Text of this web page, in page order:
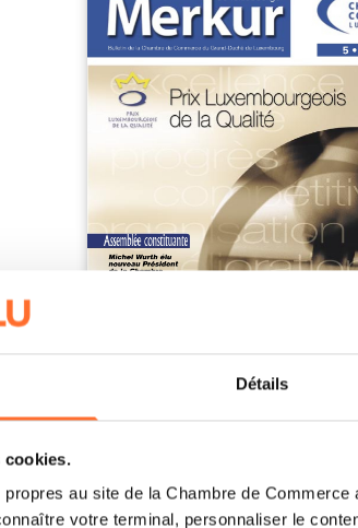
Détails
cookies.
au site de la Chambre de
votre terminal, personnaliser le